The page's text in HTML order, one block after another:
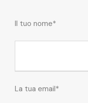
Il tuo nome*
La tua email*